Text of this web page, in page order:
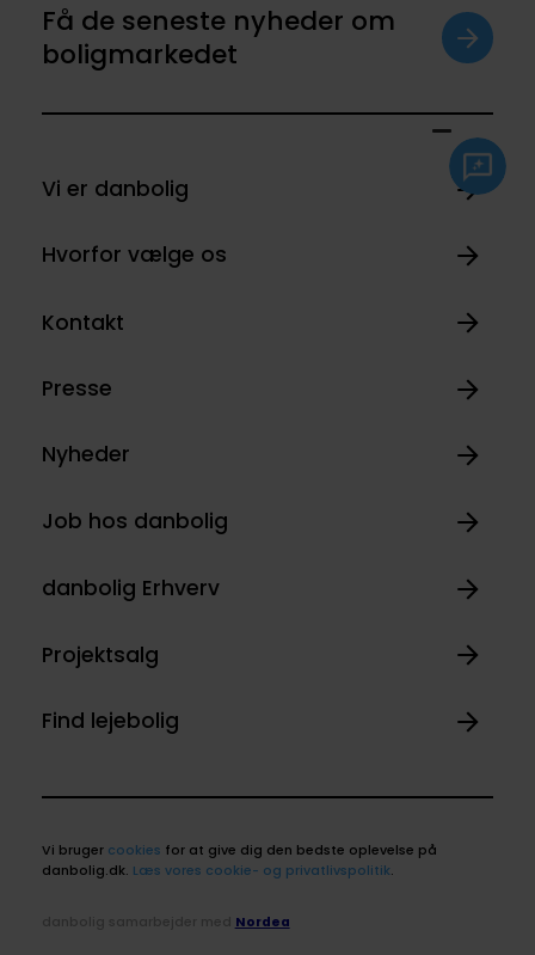
Få de seneste nyheder om
boligmarkedet
Vi er danbolig
Hvorfor vælge os
Kontakt
Presse
Nyheder
Job hos danbolig
danbolig Erhverv
Projektsalg
Find lejebolig
Vi bruger cookies for at give dig den bedste oplevelse på
danbolig.dk. Læs vores cookie- og privatlivspolitik.
Nordea